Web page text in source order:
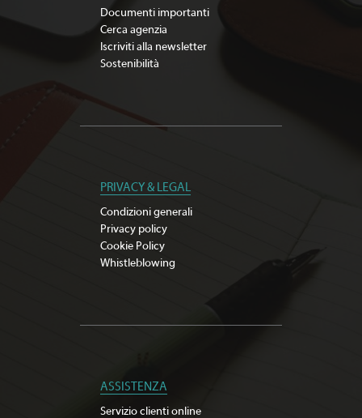
Documenti importanti
Cerca agenzia
Iscriviti alla newsletter
Sostenibilità
PRIVACY & LEGAL
Condizioni generali
Privacy policy
Cookie Policy
Whistleblowing
ASSISTENZA
Servizio clienti online